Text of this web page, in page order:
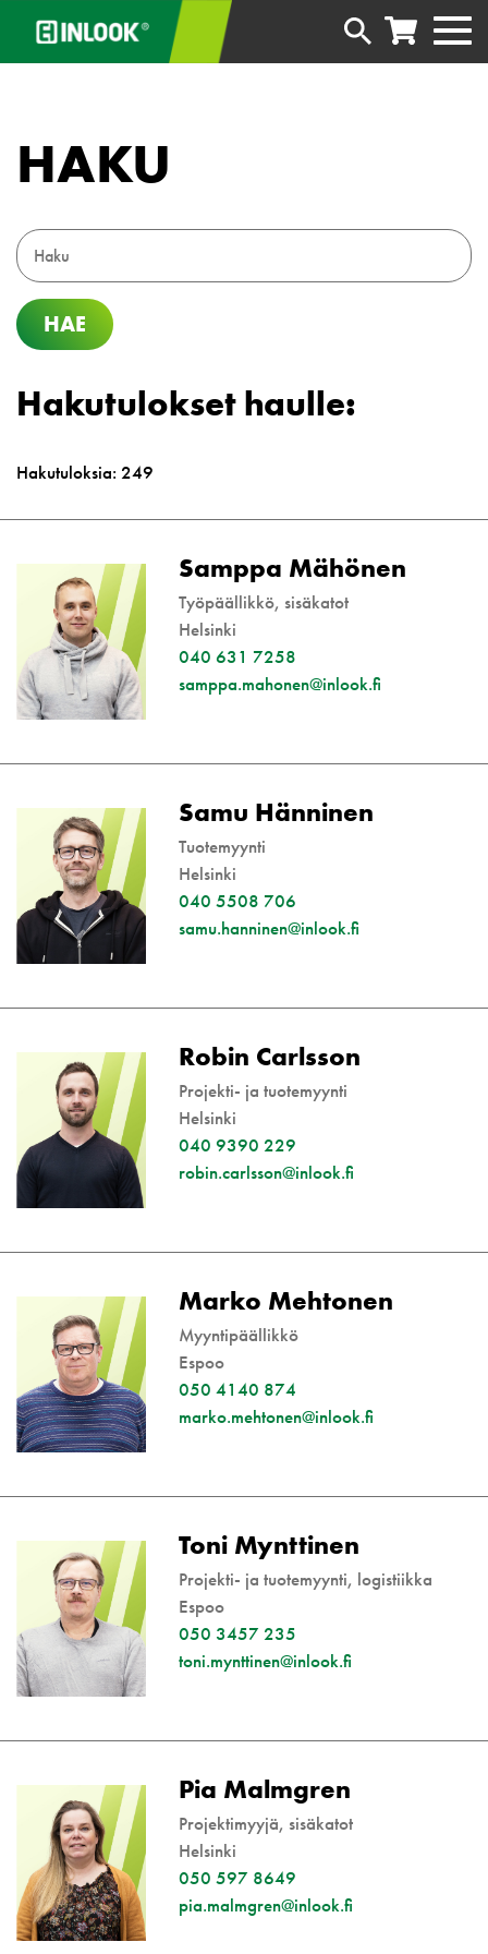
HAKU
HAE
Hakutulokset haulle:
Hakutuloksia: 249
Samppa Mähönen
Työpäällikkö, sisäkatot
Helsinki
040 631 7258
samppa.mahonen@inlook.fi
Samu Hänninen
Tuotemyynti
Helsinki
040 5508 706
samu.hanninen@inlook.fi
Robin Carlsson
Projekti- ja tuotemyynti
Helsinki
040 9390 229
robin.carlsson@inlook.fi
Marko Mehtonen
Myyntipäällikkö
Espoo
050 4140 874
marko.mehtonen@inlook.fi
Toni Mynttinen
Projekti- ja tuotemyynti, logistiikka
Espoo
050 3457 235
toni.mynttinen@inlook.fi
Pia Malmgren
Projektimyyjä, sisäkatot
Helsinki
050 597 8649
pia.malmgren@inlook.fi